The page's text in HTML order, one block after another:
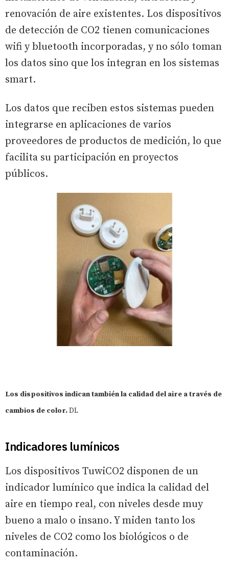
renovación de aire existentes. Los dispositivos
de detección de CO2 tienen comunicaciones
wifi y bluetooth incorporadas, y no sólo toman
los datos sino que los integran en los sistemas
smart.
Los datos que reciben estos sistemas pueden
integrarse en aplicaciones de varios
proveedores de productos de medición, lo que
facilita su participación en proyectos
públicos.
Los dispositivos indican también la calidad del aire a través de
cambios de color.DL
Indicadores lumínicos
Los dispositivos TuwiCO2 disponen de un
indicador lumínico que indica la calidad del
aire en tiempo real, con niveles desde muy
bueno a malo o insano. Y miden tanto los
niveles de CO2 como los biológicos o de
contaminación.